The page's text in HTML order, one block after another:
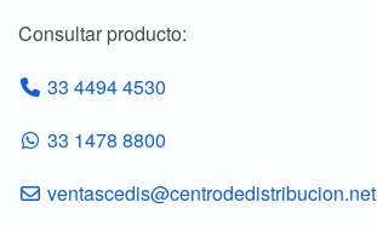
Consultar producto:
33 4494 4530
33 1478 8800
ventascedis@centrodedistribucion.net